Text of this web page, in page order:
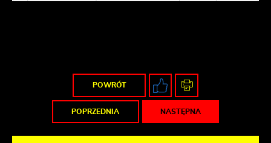
POWRÓT
POPRZEDNIA NASTĘPNA